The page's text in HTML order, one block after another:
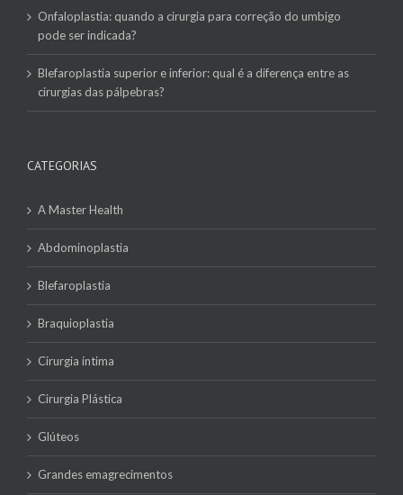
Onfaloplastia: quando a cirurgia para correção do umbigo
pode ser indicada?
Blefaroplastia superior e inferior: qual é a diferença entre as
cirurgias das pálpebras?
CATEGORIAS
A Master Health
Abdominoplastia
Blefaroplastia
Braquioplastia
Cirurgia íntima
Cirurgia Plástica
Glúteos
Grandes emagrecimentos